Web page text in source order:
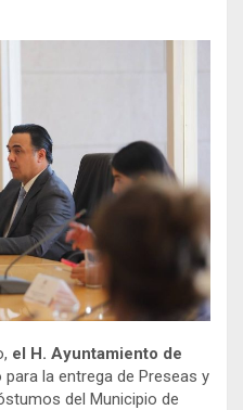
el H. Ayuntamiento de
la entrega de Preseas y
del Municipio de